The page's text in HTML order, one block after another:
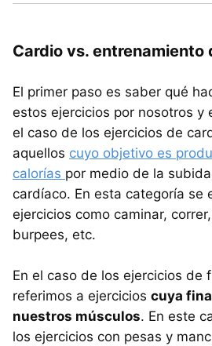
Cardio vs. entrenamiento
El primer paso es saber qué
estos ejercicios por nosotros y
el caso de los ejercicios de
aquellos cuyo objetivo es
calorías por medio de la
cardíaco. En esta categoría se
ejercicios como caminar,
burpees, etc.
En el caso de los ejercicios de
referimos a ejercicios cuya
nuestros músculos. En este
los ejercicios con pesas y